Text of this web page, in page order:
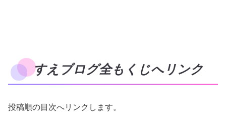
すえブログ全もくじへリンク
投稿順の目次へリンクします。